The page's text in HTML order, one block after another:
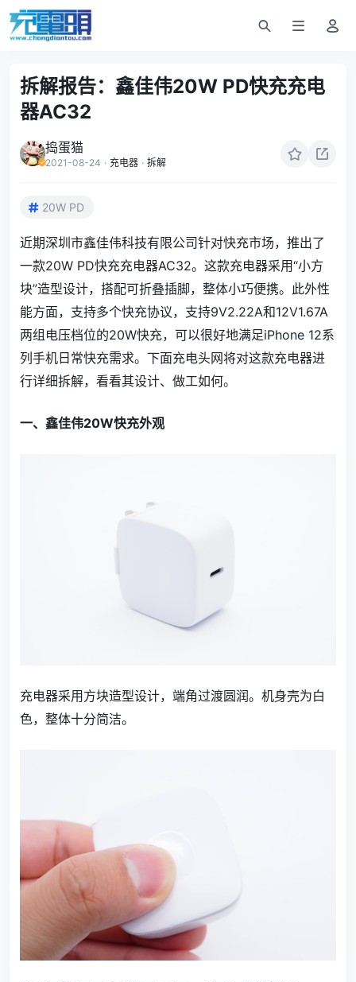
拆解报告：鑫佳伟20W PD快充充电
器AC32
捣蛋猫
2021-08-24 · 充电器 · 拆解
20W PD
近期深圳市鑫佳伟科技有限公司针对快充市场，推出了
一款20W PD快充充电器AC32。这款充电器采用“小方
块”造型设计，搭配可折叠插脚，整体小巧便携。此外性
能方面，支持多个快充协议，支持9V2.22A和12V1.67A
两组电压档位的20W快充，可以很好地满足iPhone 12系
列手机日常快充需求。下面充电头网将对这款充电器进
行详细拆解，看看其设计、做工如何。
一、鑫佳伟20W快充外观
充电器采用方块造型设计，端角过渡圆润。机身壳为白
色，整体十分简洁。